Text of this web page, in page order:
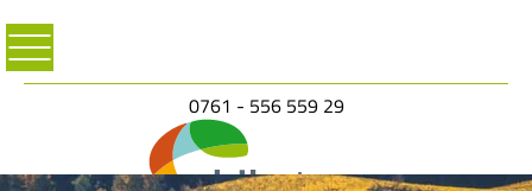
0761 - 556 559 29